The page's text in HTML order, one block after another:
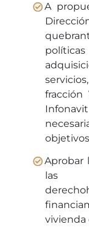
A
Aprobar
las
vivienda